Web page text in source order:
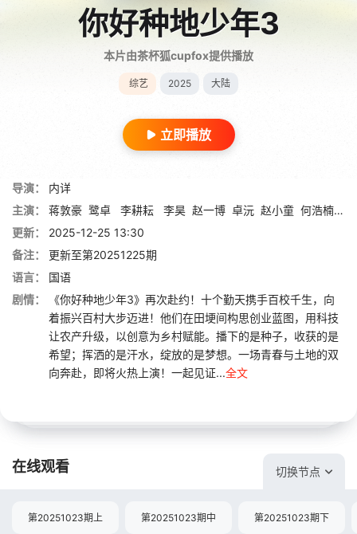
你好种地少年3
本片由茶杯狐cupfox提供播放
综艺 2025 大陆
立即播放
导演：
内详
主演：
蒋敦豪 鹭卓 李耕耘 李昊 赵一博 卓沅 赵小童 何浩楠 陈
更新：
2025-12-25 13:30
备注：
更新至第20251225期
语言：
国语
剧情：
《你好种地少年3》再次赴约！十个勤天携手百校千生，向
着振兴百村大步迈进！他们在田埂间构思创业蓝图，用科技
让农产升级，以创意为乡村赋能。播下的是种子，收获的是
希望；挥洒的是汗水，绽放的是梦想。一场青春与土地的双
向奔赴，即将火热上演！一起见证...全文
在线观看 切换节点
第20251023期上 第20251023期中 第20251023期下